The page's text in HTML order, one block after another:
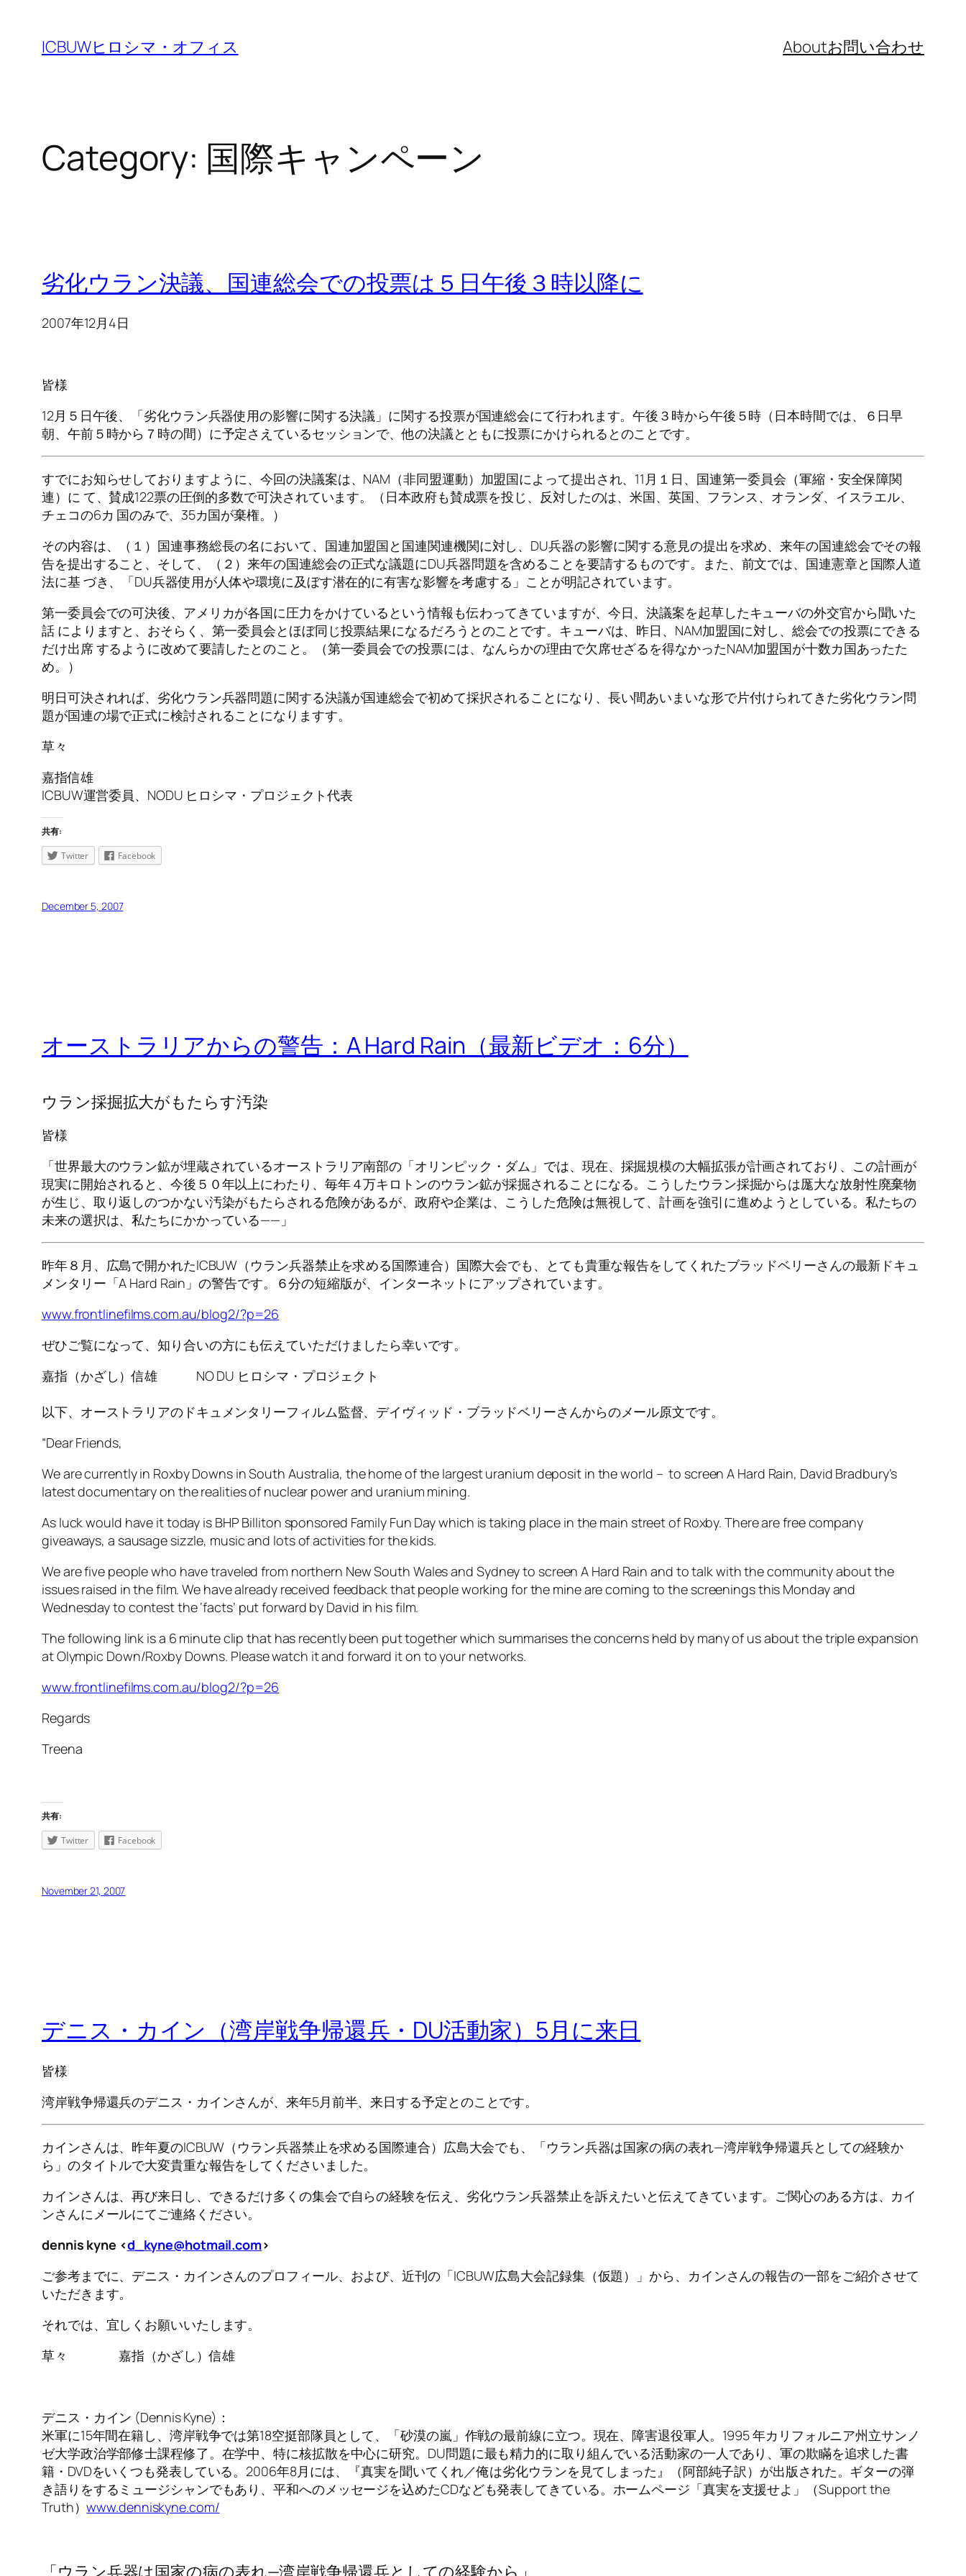
content
ICBUWヒロシマ・オフィス Aboutお問い合わせ
Category: 国際キャンペーン
劣化ウラン決議、国連総会での投票は５日午後３時以降に
2007年12月4日
皆様
12月５日午後、「劣化ウラン兵器使用の影響に関する決議」に関する投票が国連総会にて行われます。午後３時から午後５時（日本時間では、６日早
朝、午前５時から７時の間）に予定さえているセッションで、他の決議とともに投票にかけられるとのことです。
すでにお知らせしておりますように、今回の決議案は、NAM（非同盟運動）加盟国によって提出され、11月１日、国連第一委員会（軍縮・安全保障関
連）に て、賛成122票の圧倒的多数で可決されています。（日本政府も賛成票を投じ、反対したのは、米国、英国、フランス、オランダ、イスラエル、
チェコの6カ 国のみで、35カ国が棄権。）
その内容は、（１）国連事務総長の名において、国連加盟国と国連関連機関に対し、DU兵器の影響に関する意見の提出を求め、来年の国連総会でその報
告を提出すること、そして、（２）来年の国連総会の正式な議題にDU兵器問題を含めることを要請するものです。また、前文では、国連憲章と国際人道
法に基 づき、「DU兵器使用が人体や環境に及ぼす潜在的に有害な影響を考慮する」ことが明記されています。
第一委員会での可決後、アメリカが各国に圧力をかけているという情報も伝わってきていますが、今日、決議案を起草したキューバの外交官から聞いた
話 によりますと、おそらく、第一委員会とほぼ同じ投票結果になるだろうとのことです。キューバは、昨日、NAM加盟国に対し、総会での投票にできる
だけ出席 するように改めて要請したとのこと。（第一委員会での投票には、なんらかの理由で欠席せざるを得なかったNAM加盟国が十数カ国あったた
め。）
明日可決されれば、劣化ウラン兵器問題に関する決議が国連総会で初めて採択されることになり、長い間あいまいな形で片付けられてきた劣化ウラン問
題が国連の場で正式に検討されることになりますす。
草々
嘉指信雄
ICBUW運営委員、NODU ヒロシマ・プロジェクト代表
共有:
Twitter
Facebook
December 5, 2007
オーストラリアからの警告：A Hard Rain（最新ビデオ：6分）
ウラン採掘拡大がもたらす汚染
皆様
「世界最大のウラン鉱が埋蔵されているオーストラリア南部の「オリンピック・ダム」では、現在、採掘規模の大幅拡張が計画されており、この計画が
現実に開始されると、今後５０年以上にわたり、毎年４万キロトンのウラン鉱が採掘されることになる。こうしたウラン採掘からは厖大な放射性廃棄物
が生じ、取り返しのつかない汚染がもたらされる危険があるが、政府や企業は、こうした危険は無視して、計画を強引に進めようとしている。私たちの
未来の選択は、私たちにかかっている——」
昨年８月、広島で開かれたICBUW（ウラン兵器禁止を求める国際連合）国際大会でも、とても貴重な報告をしてくれたブラッドベリーさんの最新ドキュ
メンタリー「A Hard Rain」の警告です。６分の短縮版が、インターネットにアップされています。
www.frontlinefilms.com.au/blog2/?p=26
ぜひご覧になって、知り合いの方にも伝えていただけましたら幸いです。
嘉指（かざし）信雄 NO DU ヒロシマ・プロジェクト
以下、オーストラリアのドキュメンタリーフィルム監督、デイヴィッド・ブラッドベリーさんからのメール原文です。
“Dear Friends,
We are currently in Roxby Downs in South Australia, the home of the largest uranium deposit in the world – to screen A Hard Rain, David Bradbury’s
latest documentary on the realities of nuclear power and uranium mining.
As luck would have it today is BHP Billiton sponsored Family Fun Day which is taking place in the main street of Roxby. There are free company
giveaways, a sausage sizzle, music and lots of activities for the kids.
We are five people who have traveled from northern New South Wales and Sydney to screen A Hard Rain and to talk with the community about the
issues raised in the film. We have already received feedback that people working for the mine are coming to the screenings this Monday and
Wednesday to contest the ‘facts’ put forward by David in his film.
The following link is a 6 minute clip that has recently been put together which summarises the concerns held by many of us about the triple expansion
at Olympic Down/Roxby Downs. Please watch it and forward it on to your networks.
www.frontlinefilms.com.au/blog2/?p=26
Regards
Treena
共有:
Twitter
Facebook
November 21, 2007
デニス・カイン（湾岸戦争帰還兵・DU活動家）5月に来日
皆様
湾岸戦争帰還兵のデニス・カインさんが、来年5月前半、来日する予定とのことです。
カインさんは、昨年夏のICBUW（ウラン兵器禁止を求める国際連合）広島大会でも、「ウラン兵器は国家の病の表れ—湾岸戦争帰還兵としての経験か
ら」のタイトルで大変貴重な報告をしてくださいました。
カインさんは、再び来日し、できるだけ多くの集会で自らの経験を伝え、劣化ウラン兵器禁止を訴えたいと伝えてきています。ご関心のある方は、カイ
ンさんにメールにてご連絡ください。
dennis kyne <d_kyne@hotmail.com>
ご参考までに、デニス・カインさんのプロフィール、および、近刊の「ICBUW広島大会記録集（仮題）」から、カインさんの報告の一部をご紹介させて
いただきます。
それでは、宜しくお願いいたします。
草々 嘉指（かざし）信雄
デニス・カイン (Dennis Kyne)：
米軍に15年間在籍し、湾岸戦争では第18空挺部隊員として、「砂漠の嵐」作戦の最前線に立つ。現在、障害退役軍人。1995 年カリフォルニア州立サンノ
ゼ大学政治学部修士課程修了。在学中、特に核拡散を中心に研究。DU問題に最も精力的に取り組んでいる活動家の一人であり、軍の欺瞞を追求した書
籍・DVDをいくつも発表している。2006年8月には、『真実を聞いてくれ／俺は劣化ウランを見てしまった』（阿部純子訳）が出版された。ギターの弾
き語りをするミュージシャンでもあり、平和へのメッセージを込めたCDなども発表してきている。ホームページ「真実を支援せよ」（Support the
Truth）www.denniskyne.com/
「ウラン兵器は国家の病の表れ—湾岸戦争帰還兵としての経験から」